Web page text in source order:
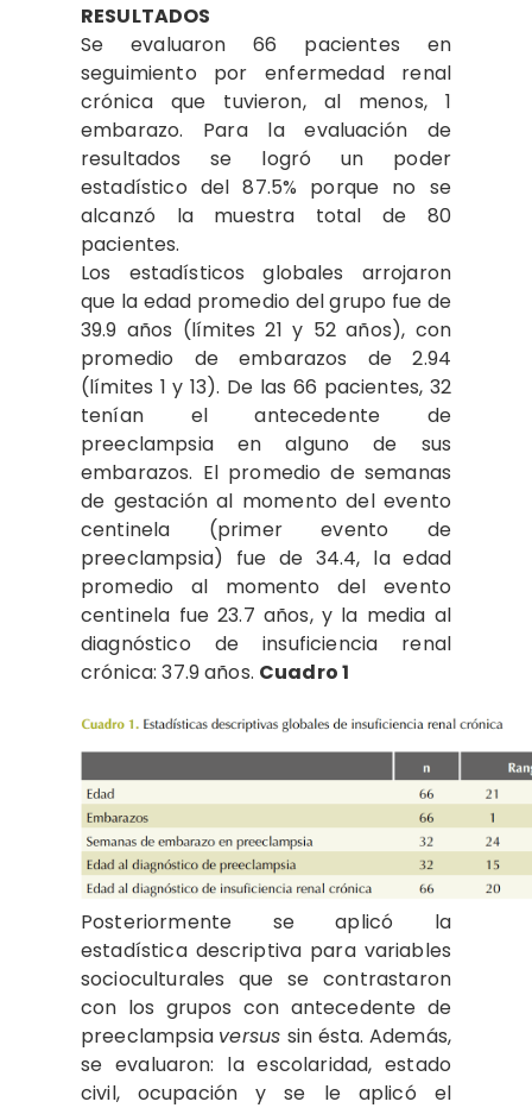
RESULTADOS
Se evaluaron 66 pacientes en
seguimiento por enfermedad renal
crónica que tuvieron, al menos, 1
embarazo. Para la evaluación de
resultados se logró un poder
estadístico del 87.5% porque no se
alcanzó la muestra total de 80
pacientes.
Los estadísticos globales arrojaron
que la edad promedio del grupo fue de
39.9 años (límites 21 y 52 años), con
promedio de embarazos de 2.94
(límites 1 y 13). De las 66 pacientes, 32
tenían el antecedente de
preeclampsia en alguno de sus
embarazos. El promedio de semanas
de gestación al momento del evento
centinela (primer evento de
preeclampsia) fue de 34.4, la edad
promedio al momento del evento
centinela fue 23.7 años, y la media al
diagnóstico de insuficiencia renal
crónica: 37.9 años. Cuadro 1
Posteriormente se aplicó la
estadística descriptiva para variables
socioculturales que se contrastaron
con los grupos con antecedente de
preeclampsia versus sin ésta. Además,
se evaluaron: la escolaridad, estado
civil, ocupación y se le aplicó el